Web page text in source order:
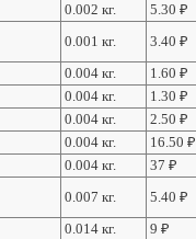
0.002 кг. 5.30 ₽
0.001 кг. 3.40 ₽
0.004 кг. 1.60 ₽
0.004 кг. 1.30 ₽
0.004 кг. 2.50 ₽
0.004 кг. 16.50 ₽
0.004 кг. 37 ₽
0.007 кг. 5.40 ₽
0.014 кг. 9 ₽